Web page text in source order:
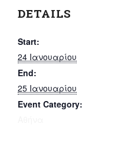
DETAILS
Start:
24 Ιανουαρίου
End:
25 Ιανουαρίου
Event Category: